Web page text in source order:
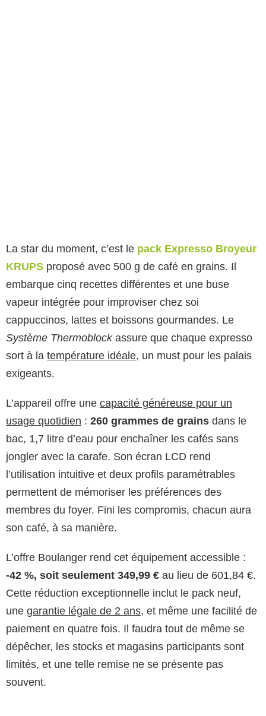
La star du moment, c’est le pack Expresso Broyeur
KRUPS proposé avec 500 g de café en grains. Il
embarque cinq recettes différentes et une buse
vapeur intégrée pour improviser chez soi
cappuccinos, lattes et boissons gourmandes. Le
Système Thermoblockassure que chaque expresso
sort à la température idéale, un must pour les palais
exigeants.
L’appareil offre une capacité généreuse pour un
usage quotidien : 260 grammes de grains dans le
bac, 1,7 litre d’eau pour enchaîner les cafés sans
jongler avec la carafe. Son écran LCD rend
l’utilisation intuitive et deux profils paramétrables
permettent de mémoriser les préférences des
membres du foyer. Fini les compromis, chacun aura
son café, à sa manière.
L’offre Boulanger rend cet équipement accessible :
-42 %, soit seulement 349,99 € au lieu de 601,84 €.
Cette réduction exceptionnelle inclut le pack neuf,
une garantie légale de 2 ans, et même une facilité de
paiement en quatre fois. Il faudra tout de même se
dépêcher, les stocks et magasins participants sont
limités, et une telle remise ne se présente pas
souvent.